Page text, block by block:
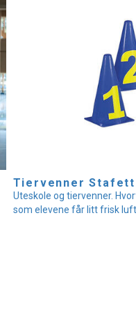
Tiervenner
Uteskole og tiervenner.
som elevene får litt frisk